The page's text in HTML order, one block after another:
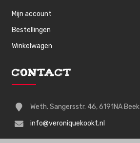
Mijn account
Bestellingen
Winkelwagen
Contact
Weth. Sangersstr. 46, 6191NA Beek
info@veroniquekookt.nl